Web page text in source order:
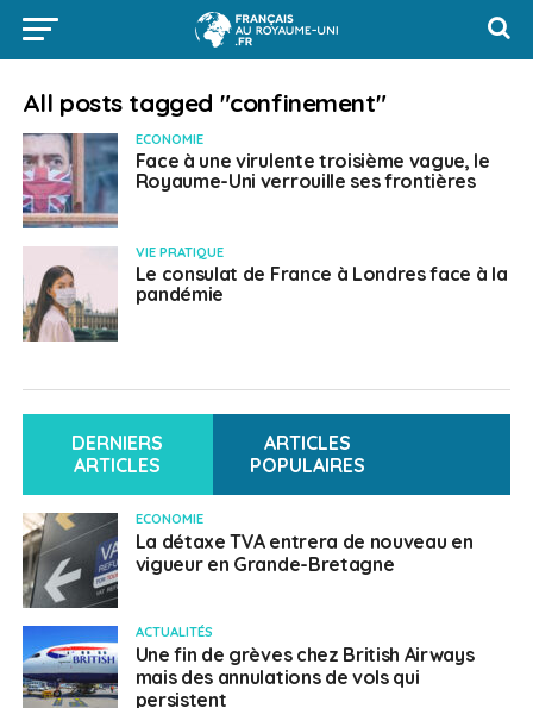
All posts tagged "confinement"
ECONOMIE
Face à une virulente troisième vague, le
Royaume-Uni verrouille ses frontières
VIE PRATIQUE
Le consulat de France à Londres face à la
pandémie
DERNIERS
ARTICLES
ARTICLES
POPULAIRES
ECONOMIE
La détaxe TVA entrera de nouveau en
vigueur en Grande-Bretagne
ACTUALITÉS
Une fin de grèves chez British Airways
mais des annulations de vols qui
persistent